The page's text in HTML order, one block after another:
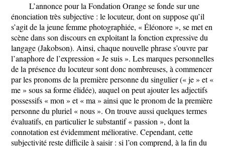
L’annonce pour la Fondation Orange se fonde sur une
énonciation très subjective : le locuteur, dont on suppose qu’il
s’agit de la jeune femme photographiée, « Éléonore », se met en
scène dans son discours en exploitant la fonction expressive du
langage (Jakobson). Ainsi, chaque nouvelle phrase s’ouvre par
l’anaphore de l’expression « Je suis ». Les marques personnelles
de la présence du locuteur sont donc nombreuses, à commencer
par les pronoms de la première personne du singulier (« je » et «
me » sous sa forme élidée), auquel on peut ajouter les adjectifs
possessifs « mon » et « ma » ainsi que le pronom de la première
personne du pluriel « nous ». On trouve aussi quelques termes
évaluatifs, en particulier le substantif « passion », dont la
connotation est évidemment méliorative. Cependant, cette
subjectivité reste difficile à saisir : si l’on comprend, à la fin du